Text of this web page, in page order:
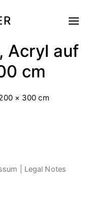
Acryl auf
cm
× 300 cm
| Legal Notes